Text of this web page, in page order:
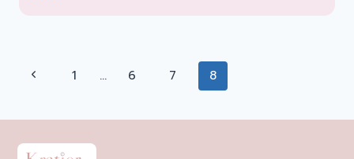
Page
Previous
1 … 6 7 8